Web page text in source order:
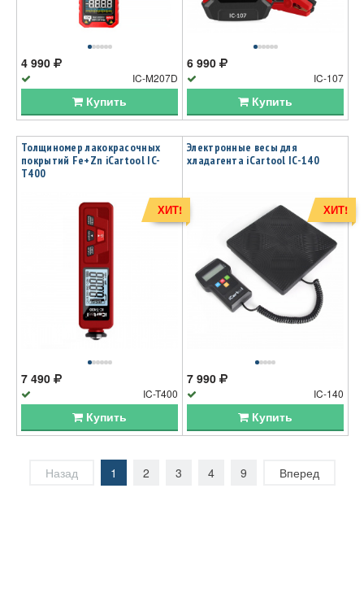
4 990
IC-M207D
Купить
6 990
IC-107
Купить
Толщиномер лакокрасочных
покрытий Fe+Zn iCartool IC-
T400
7 490
IC-T400
Купить
ХИТ!
Электронные весы для
хладагента iCartool IC-140
7 990
IC-140
Купить
ХИТ!
Назад 1 2 3 4 9 Вперед